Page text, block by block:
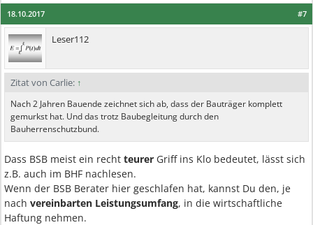
#7
18.10.2017
Leser112
Zitat von Carlie: ↑
Nach 2 Jahren Bauende zeichnet sich ab, dass der Bauträger komplett
gemurkst hat. Und das trotz Baubegleitung durch den
Bauherrenschutzbund.
Dass BSB meist ein recht teurer Griff ins Klo bedeutet, lässt sich
z.B. auch im BHF nachlesen.
Wenn der BSB Berater hier geschlafen hat, kannst Du den, je
nach vereinbarten Leistungsumfang, in die wirtschaftliche
Haftung nehmen.